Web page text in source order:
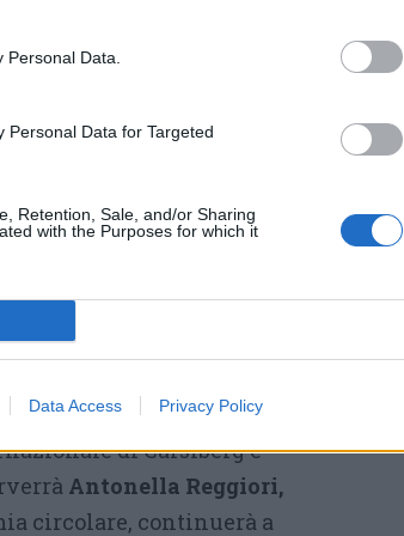
Data.
Personal Data for Targeted
Retention, Sale, and/or Sharing
with the Purposes for which it
Data Access Privacy Policy
lontani da
dal punti di vista
Abbiamo scelto un
a tutti coloro che hanno
Vorremmo fosse un
solo agli addetti ai
che lavorano
occasione di crescita.
assemblea annuale, si
le migliori pratiche che
di Carslberg e
Antonella Reggiori,
circolare, continuerà a